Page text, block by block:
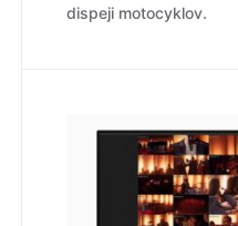
dispeji motocyklov.